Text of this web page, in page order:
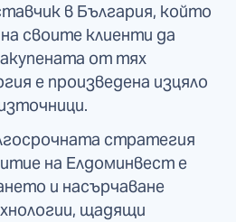
в България, който
своите клиенти да
от тях
е произведена изцяло
стратегия
на Елдоминвест е
и насърчаване
щадящи